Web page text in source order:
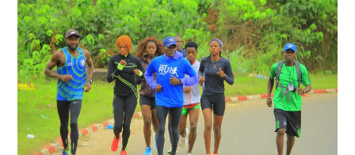
2
À
2
0
H
0
0
M